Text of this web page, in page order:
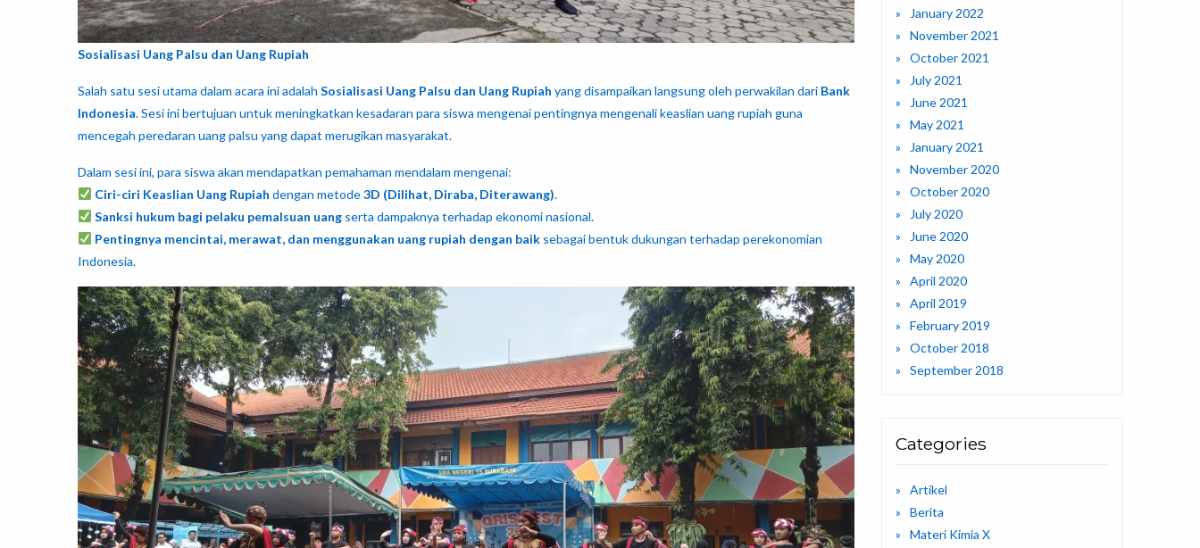
Sosialisasi Uang Palsu dan Uang Rupiah
Salah satu sesi utama dalam acara ini adalah Sosialisasi Uang Palsu dan Uang Rupiah yang disampaikan langsung oleh perwakilan dari Bank
Indonesia. Sesi ini bertujuan untuk meningkatkan kesadaran para siswa mengenai pentingnya mengenali keaslian uang rupiah guna
mencegah peredaran uang palsu yang dapat merugikan masyarakat.
Dalam sesi ini, para siswa akan mendapatkan pemahaman mendalam mengenai:
Ciri-ciri Keaslian Uang Rupiah dengan metode3D (Dilihat, Diraba, Diterawang).
Sanksi hukum bagi pelaku pemalsuan uangserta dampaknya terhadap ekonomi nasional.
Pentingnya mencintai, merawat, dan menggunakan uang rupiah dengan baiksebagai bentuk dukungan terhadap perekonomian
Indonesia.
January 2022
November 2021
October 2021
July 2021
June 2021
May 2021
January 2021
November 2020
October 2020
July 2020
June 2020
May 2020
April 2020
April 2019
February 2019
October 2018
September 2018
Categories
Artikel
Berita
Materi Kimia X